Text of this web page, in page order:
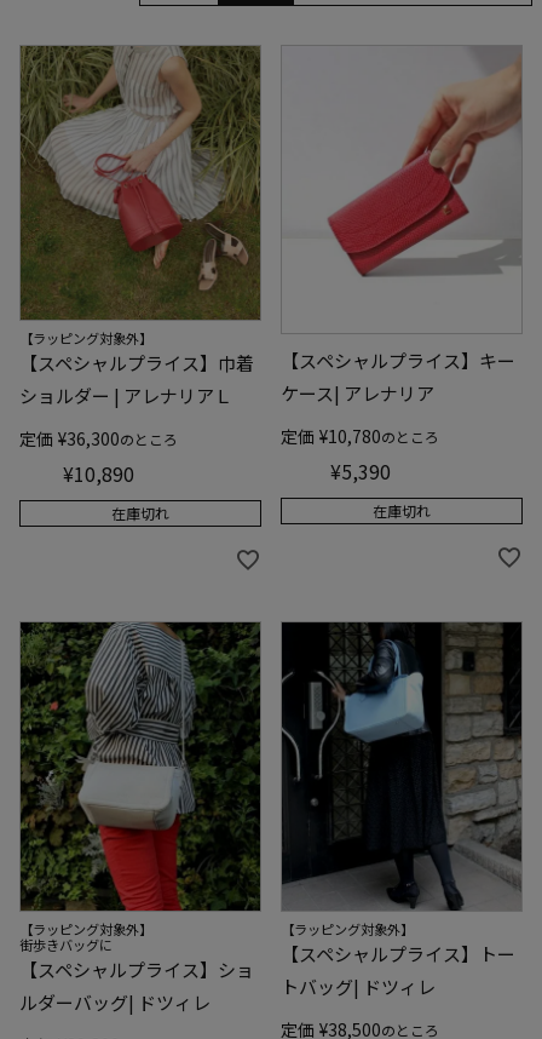
【ラッピング対象外】
【スペシャルプライス】巾着
ショルダー | アレナリアＬ
定価 ¥36,300のところ
¥10,890
在庫切れ
【スペシャルプライス】キー
ケース| アレナリア
定価 ¥10,780のところ
¥5,390
在庫切れ
【ラッピング対象外】
街歩きバッグに
【スペシャルプライス】ショ
ルダーバッグ| ドツィレ
【ラッピング対象外】
【スペシャルプライス】トー
トバッグ| ドツィレ
定価 ¥38,500のところ